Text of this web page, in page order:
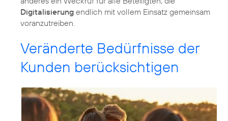
Digitalisierung endlich mit vollem Einsatz gemeinsam
voranzutreiben.
Veränderte Bedürfnisse der
Kunden berücksichtigen